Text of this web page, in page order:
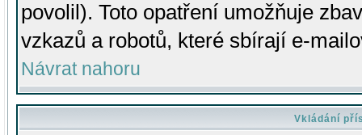
povolil). Toto opatření umožňuje
vzkazů a robotů, které sbírají e-
Návrat nahoru
Vkládání